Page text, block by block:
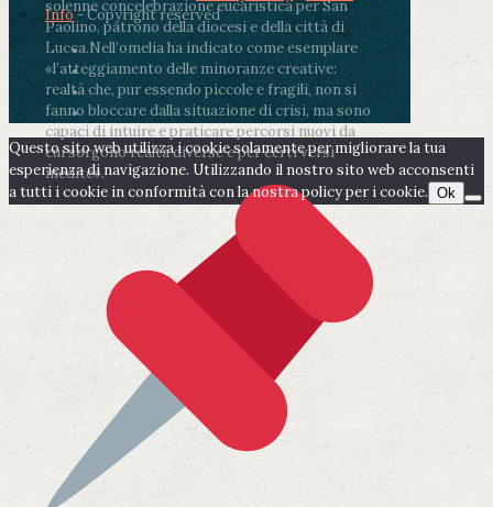
solenne concelebrazione eucaristica per San
Paolino, patrono della diocesi e della città di
Lucca.Nell’omelia ha indicato come esemplare
«l’atteggiamento delle minoranze creative:
realtà che, pur essendo piccole e fragili, non si
fanno bloccare dalla situazione di crisi, ma sono
capaci di intuire e praticare percorsi nuovi da
cui sorgono realtà diverse e per certi versi
inedite».
Info- Copyright reserved
Questo sito web utilizza i cookie solamente per migliorare la tua
esperienza di navigazione. Utilizzando il nostro sito web acconsenti
a tutti i cookie in conformità con la nostra policy per i cookie. Ok